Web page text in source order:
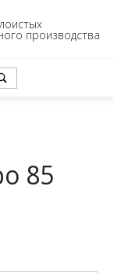
производства
85